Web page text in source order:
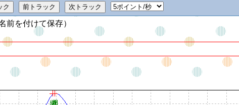
前を付けて保存）